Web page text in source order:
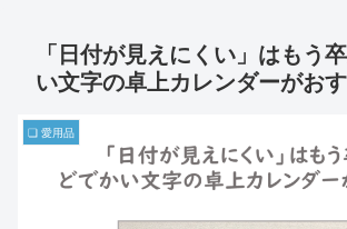
「日付が見えにくい」はもう
い文字の卓上カレンダーがお
❏ 愛用品